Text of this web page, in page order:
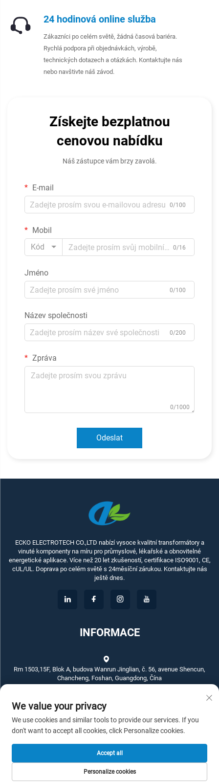
24 hodinová online služba
Zákazníci po celém světě, žádná časová bariéra.
Rychlá podpora při objednávkách, výrobě,
technických dotazech a otázkách. Kontaktujte nás
nebo navštivte náš závod.
Získejte bezplatnou
cenovou nabídku
Náš zástupce vám brzy zavolá.
E-mail
0/100
Mobil
Kód
0/16
Jméno
0/100
Název společnosti
0/200
Zpráva
0/1000
Odeslat
ECKO ELECTROTECH CO.,LTD nabízí vysoce kvalitní transformátory a
vinuté komponenty na míru pro průmyslové, lékařské a obnovitelné
energetické aplikace. Více než 20 let zkušeností, certifikace ISO9001, CE,
cUL/UL. Doprava po celém světě s 24měsíční zárukou. Kontaktujte nás
ještě dnes.
INFORMACE
Rm 1503,15F, Blok A, budova Wanrun Jinglian, č. 56, avenue Shencun,
Chancheng, Foshan, Guangdong, Čína
+86-757-83789311
[email protected]
Copyright © 2026 ECKO ELECTROTECH CO.,LTD. Všechna práva
vyhrazena. -Zásady ochrany soukromí
We value your privacy
We use cookies and similar tools to provide our services. If you
don't want to accept all cookies, click Personalize cookies.
Personalize cookies
Accept all